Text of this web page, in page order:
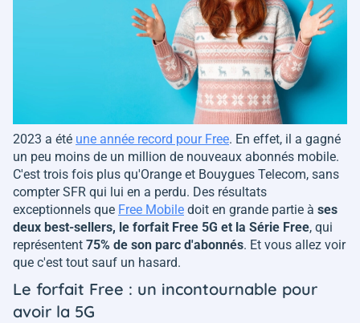
2023 a été une année record pour Free. En effet, il a gagné
un peu moins de un million de nouveaux abonnés mobile.
C'est trois fois plus qu'Orange et Bouygues Telecom, sans
compter SFR qui lui en a perdu. Des résultats
exceptionnels que Free Mobile doit en grande partie à ses
deux best-sellers, le forfait Free 5G et la Série Free, qui
représentent 75% de son parc d'abonnés. Et vous allez voir
que c'est tout sauf un hasard.
Le forfait Free : un incontournable pour
avoir la 5G